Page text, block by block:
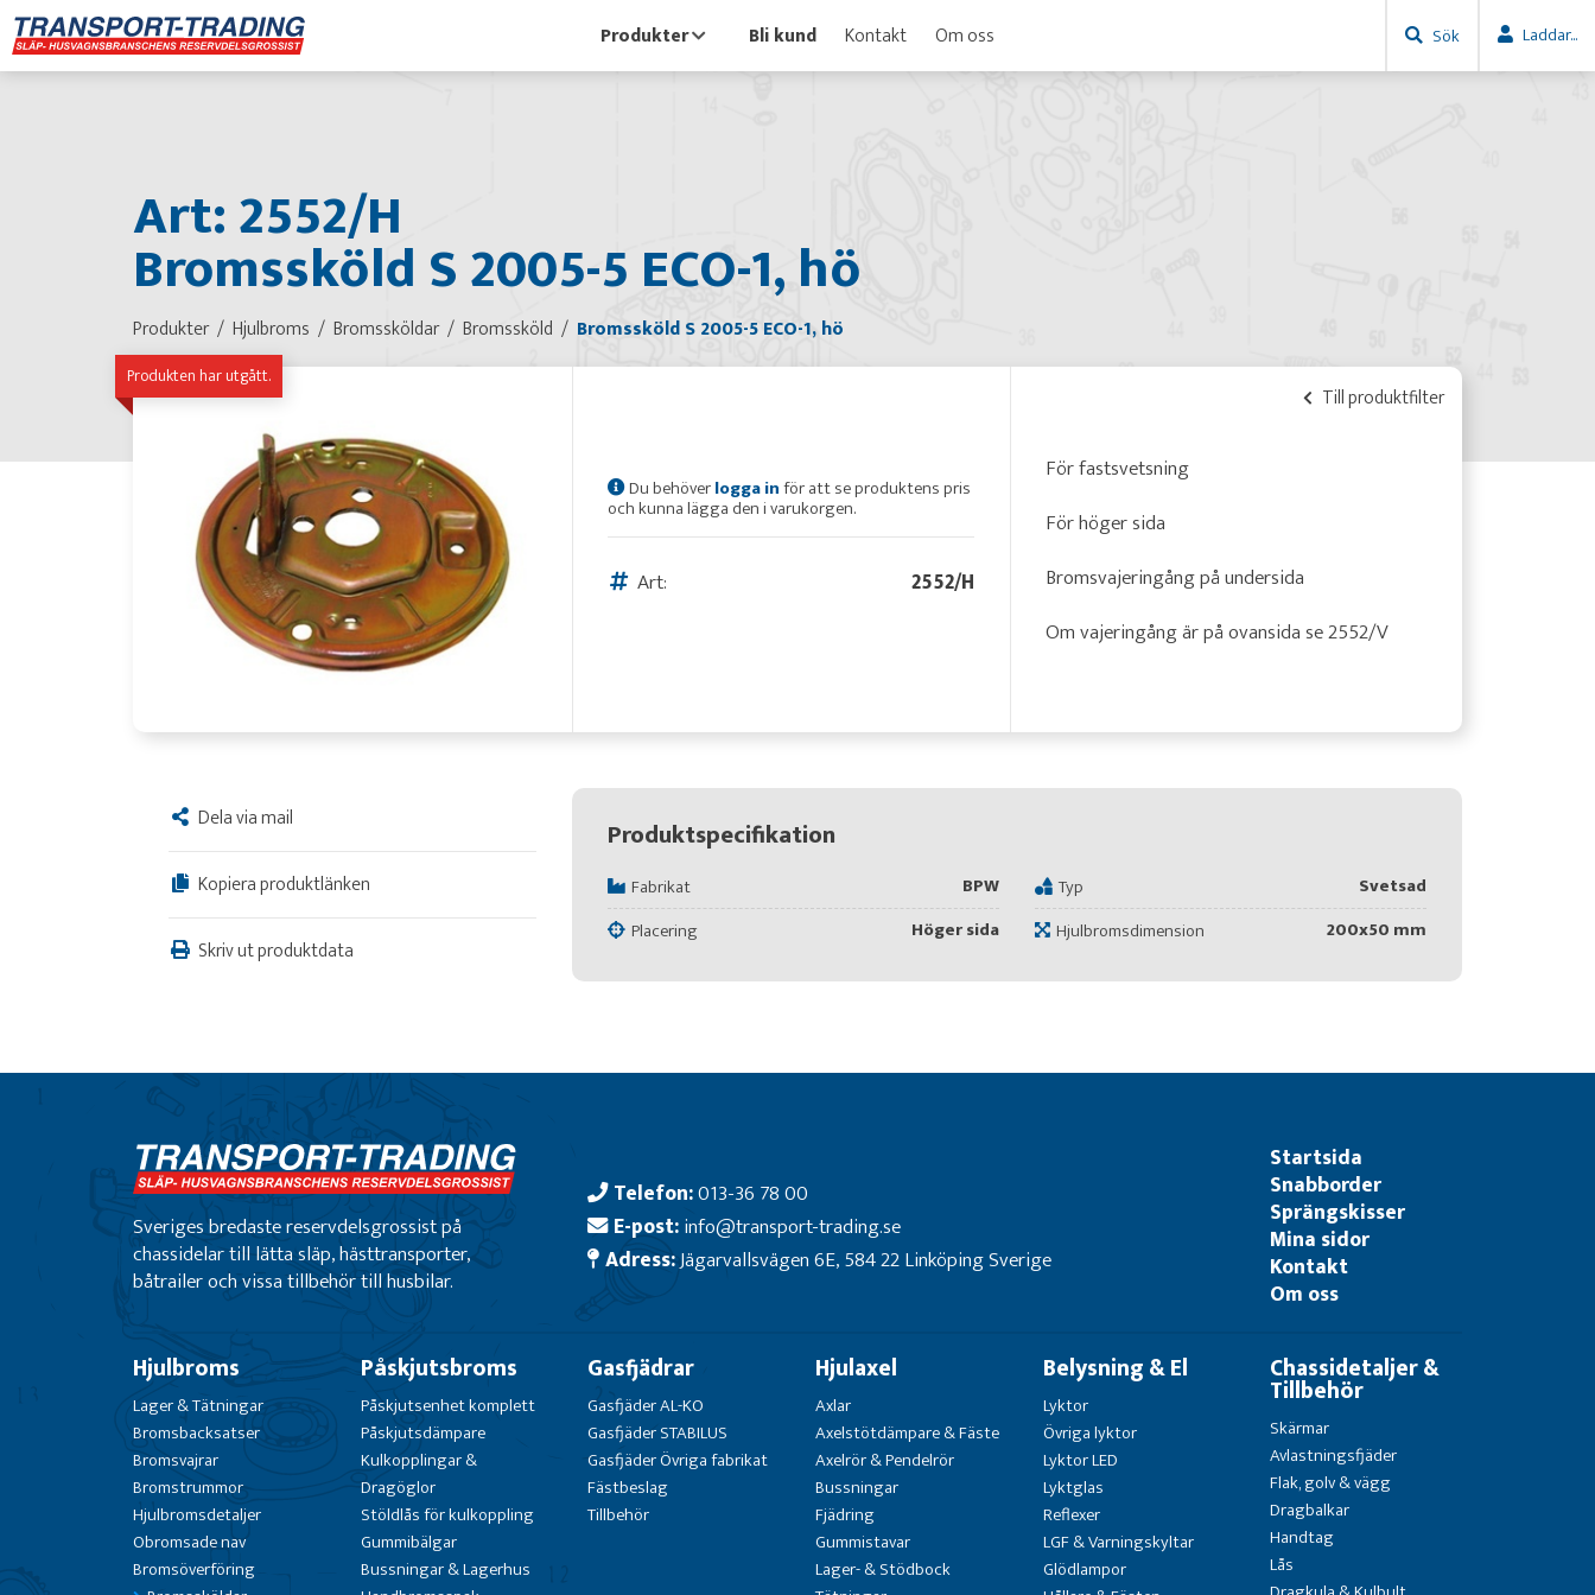
Produkter Bli kund Kontakt Om oss Sök Laddar...
Art: 2552/H
Bromssköld S 2005-5 ECO-1, hö
Produkter Hjulbroms Bromssköldar Bromssköld Bromssköld S 2005-5 ECO-1, hö
Till produktfilter
Produkten har utgått.
Du behöverlogga inför att se produktens pris
och kunna lägga den i varukorgen.
Art: 2552/H
För fastsvetsning
För höger sida
Bromsvajeringång på undersida
Om vajeringång är på ovansida se 2552/V
Dela via mail
Kopiera produktlänken
Skriv ut produktdata
Produktspecifikation
Fabrikat BPW Typ
Svetsad
Placering
Höger sida Hjulbromsdimension 200x50 mm
Sveriges bredaste reservdelsgrossist på
chassidelar till lätta släp, hästtransporter,
båtrailer och vissa tillbehör till husbilar.
Telefon:013-36 78 00
E-post:info@transport-trading.se
Adress:Jägarvallsvägen 6E, 584 22 Linköping Sverige
Startsida
Snabborder
Sprängskisser
Mina sidor
Kontakt
Om oss
Hjulbroms
Lager & Tätningar
Bromsbacksatser
Bromsvajrar
Bromstrummor
Hjulbromsdetaljer
Obromsade nav
Bromsöverföring
Påskjutsbroms
Påskjutsenhet komplett
Påskjutsdämpare
Kulkopplingar &
Dragöglor
Stöldlås för kulkoppling
Gummibälgar
Bussningar & Lagerhus
Gasfjädrar
Gasfjäder AL-KO
Gasfjäder STABILUS
Gasfjäder Övriga fabrikat
Fästbeslag
Tillbehör
Hjulaxel
Axlar
Axelstötdämpare & Fäste
Axelrör & Pendelrör
Bussningar
Fjädring
Gummistavar
Lager- & Stödbock
Belysning & El
Lyktor
Övriga lyktor
Lyktor LED
Lyktglas
Reflexer
LGF & Varningskyltar
Glödlampor
Chassidetaljer &
Tillbehör
Skärmar
Avlastningsfjäder
Flak, golv & vägg
Dragbalkar
Handtag
Lås